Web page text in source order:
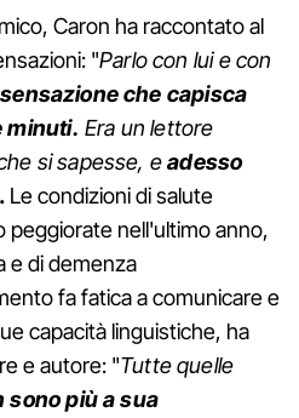
Caron ha raccontato al
"Parlo con lui e con
che capisca
minuti. Era un lettore
si sapesse, eadesso
Le condizioni di salute
peggiorate nell'ultimo anno,
e di demenza
fa fatica a comunicare e
capacità linguistiche, ha
e autore: "Tutte quelle
sono più a sua